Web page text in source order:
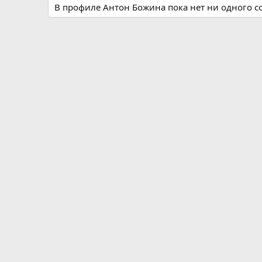
В профиле Антон Божина пока нет ни одного